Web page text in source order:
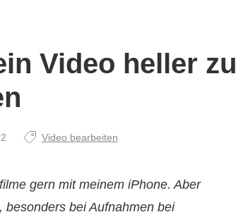
Video heller zu
Video bearbeiten
gern mit meinem iPhone. Aber
bei Aufnahmen bei